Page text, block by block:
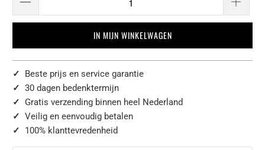
IN MIJN WINKELWAGEN
✓ Beste prijs en service garantie
✓30 dagen bedenktermijn
✓ Gratis verzending binnen heel Nederland
✓Veilig en eenvoudig betalen
✓ 100% klanttevredenheid